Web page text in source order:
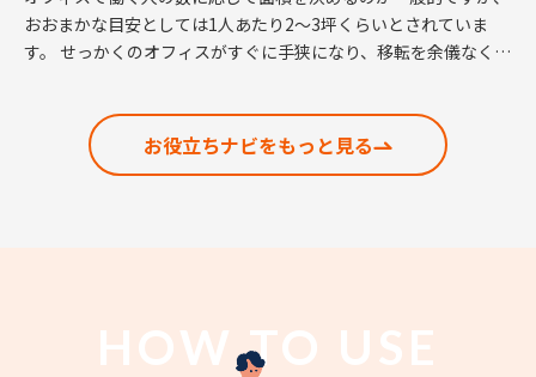
おおまかな目安としては1人あたり2～3坪くらいとされていま
す。 せっかくのオフィスがすぐに手狭になり、移転を余儀なくさ
お役立ちナビをもっと見る
HOW TO USE